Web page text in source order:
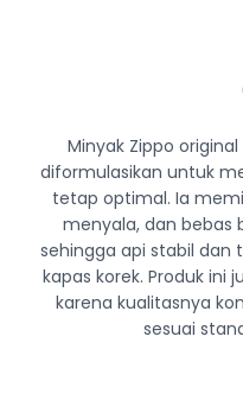
Minyak Zippo
diformulasikan untuk
tetap optimal. Ia
menyala, dan bebas
sehingga api stabil dan
kapas korek. Produk ini
karena kualitasnya
sesuai